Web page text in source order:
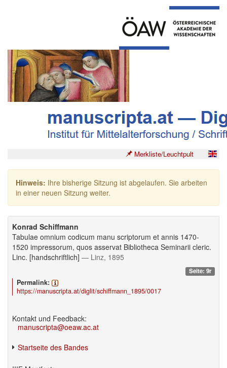
Merkliste/Leuchtpult
Hinweis: Ihre bisherige Sitzung ist abgelaufen. Sie arbeiten
in einer neuen Sitzung weiter.
Konrad Schiffmann
Tabulae omnium codicum manu scriptorum et annis 1470-
1520 impressorum, quos asservat Bibliotheca Seminarii cleric.
Linc. [handschriftlich] — Linz, 1895
Seite: 9r
Permalink:
https://manuscripta.at/diglit/schiffmann_1895/0017
Kontakt und Feedback:
manuscripta@oeaw.ac.at
Startseite des Bandes